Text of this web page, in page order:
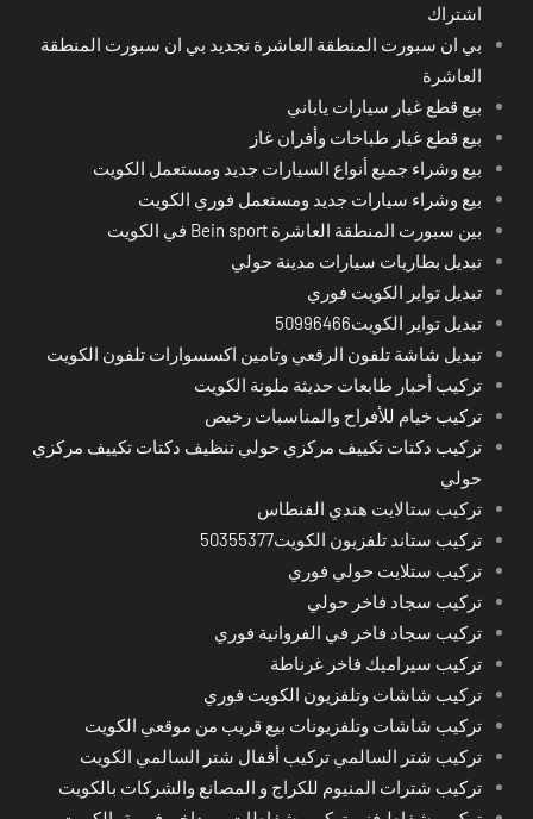
اشتراك
بي ان سبورت المنطقة العاشرة تجديد بي ان سبورت المنطقة
العاشرة
بيع قطع غيار سيارات ياباني
بيع قطع غيار طباخات وأفران غاز
بيع وشراء جميع أنواع السيارات جديد ومستعمل الكويت
بيع وشراء سيارات جديد ومستعمل فوري الكويت
بين سبورت المنطقة العاشرة Bein sport في الكويت
تبديل بطاريات سيارات مدينة حولي
تبديل تواير الكويت فوري
تبديل تواير الكويت50996466
تبديل شاشة تلفون الرقعي وتامين اكسسوارات تلفون الكويت
تركيب أحبار طابعات حديثة ملونة الكويت
تركيب خيام للأفراح والمناسبات رخيص
تركيب دكتات تكييف مركزي حولي تنظيف دكتات تكييف مركزي
حولي
تركيب ستالايت هندي الفنطاس
تركيب ستاند تلفزيون الكويت50355377
تركيب ستلايت حولي فوري
تركيب سجاد فاخر حولي
تركيب سجاد فاخر في الفروانية فوري
تركيب سيراميك فاخر غرناطة
تركيب شاشات وتلفزيون الكويت فوري
تركيب شاشات وتلفزيونات بيع قريب من موقعي الكويت
تركيب شتر السالمي تركيب أقفال شتر السالمي الكويت
تركيب شترات المنيوم للكراج و المصانع والشركات بالكويت